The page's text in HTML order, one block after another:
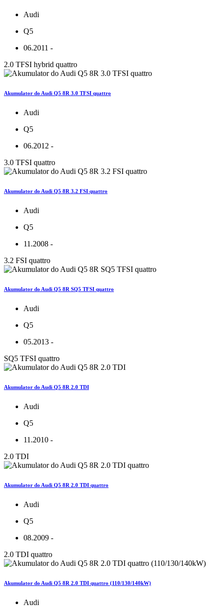
Audi
Q5
06.2011 -
2.0 TFSI hybrid quattro
Akumulator do Audi Q5 8R 3.0 TFSI quattro
Audi
Q5
06.2012 -
3.0 TFSI quattro
Akumulator do Audi Q5 8R 3.2 FSI quattro
Audi
Q5
11.2008 -
3.2 FSI quattro
Akumulator do Audi Q5 8R SQ5 TFSI quattro
Audi
Q5
05.2013 -
SQ5 TFSI quattro
Akumulator do Audi Q5 8R 2.0 TDI
Audi
Q5
11.2010 -
2.0 TDI
Akumulator do Audi Q5 8R 2.0 TDI quattro
Audi
Q5
08.2009 -
2.0 TDI quattro
Akumulator do Audi Q5 8R 2.0 TDI quattro (110/130/140kW)
Audi